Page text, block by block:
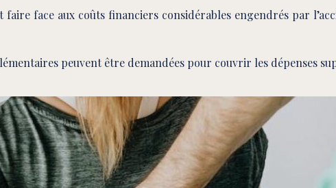
face aux coûts financiers considérables engendrés par
peuvent être demandées pour couvrir les dépenses